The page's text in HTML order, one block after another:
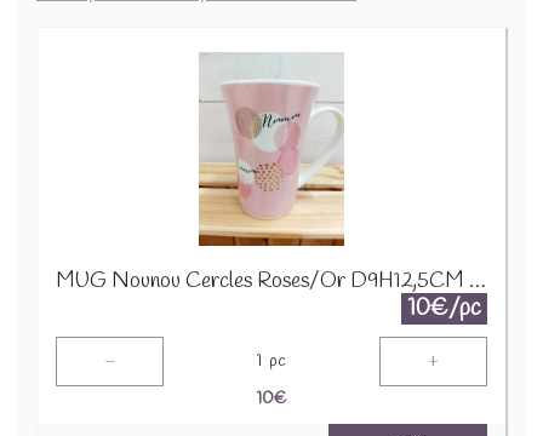
MUG Nounou Cercles Roses/Or D9H12,5CM 24320
10€/pc
- 1 pc +
10€